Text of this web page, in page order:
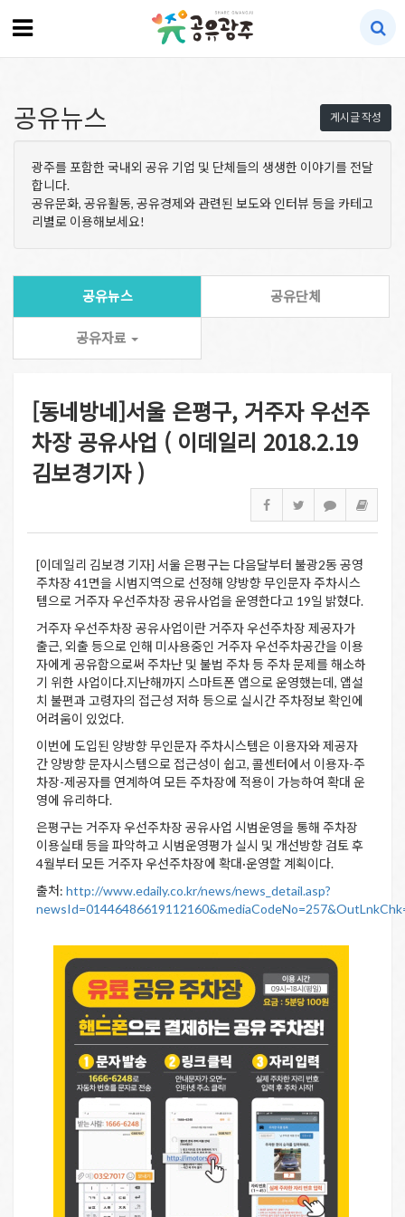
게시글 작성
공유뉴스
광주를 포함한 국내외 공유 기업 및 단체들의 생생한 이야기를 전달
합니다.
공유문화, 공유활동, 공유경제와 관련된 보도와 인터뷰 등을 카테고
리별로 이용해보세요!
공유뉴스 공유단체
공유자료
[동네방네]서울 은평구, 거주자 우선주
차장 공유사업 ( 이데일리 2018.2.19
김보경기자 )
[이데일리 김보경 기자] 서울 은평구는 다음달부터 불광2동 공영
주차장 41면을 시범지역으로 선정해 양방향 무인문자 주차시스
템으로 거주자 우선주차장 공유사업을 운영한다고 19일 밝혔다.
거주자 우선주차장 공유사업이란 거주자 우선주차장 제공자가
출근, 외출 등으로 인해 미사용중인 거주자 우선주차공간을 이용
자에게 공유함으로써 주차난 및 불법 주차 등 주차 문제를 해소하
기 위한 사업이다.지난해까지 스마트폰 앱으로 운영했는데, 앱설
치 불편과 고령자의 접근성 저하 등으로 실시간 주차정보 확인에
어려움이 있었다.
이번에 도입된 양방향 무인문자 주차시스템은 이용자와 제공자
간 양방향 문자시스템으로 접근성이 쉽고, 콜센터에서 이용자-주
차장-제공자를 연계하여 모든 주차장에 적용이 가능하여 확대 운
영에 유리하다.
은평구는 거주자 우선주차장 공유사업 시범운영을 통해 주차장
이용실태 등을 파악하고 시범운영평가 실시 및 개선방향 검토 후
4월부터 모든 거주자 우선주차장에 확대·운영할 계획이다.
출처: http://www.edaily.co.kr/news/news_detail.asp?